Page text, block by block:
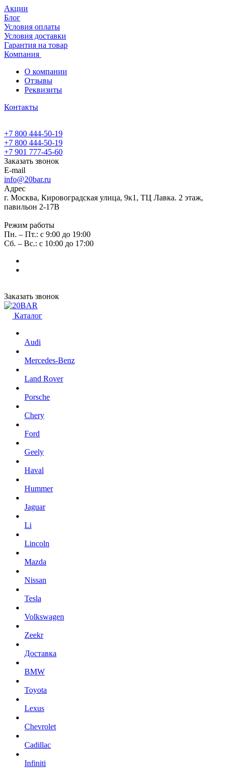
Акции
Блог
Условия оплаты
Условия доставки
Гарантия на товар
Компания
О компании
Отзывы
Реквизиты
Контакты
+7 800 444-50-19
+7 800 444-50-19
+7 901 777-45-60
Заказать звонок
E-mail
info@20bar.ru
Адрес
г. Москва, Кировоградская улица, 9к1, ТЦ Лавка. 2 этаж,
павильон 2-17В
Режим работы
Пн. – Пт.: с 9:00 до 19:00
Сб. – Вс.: с 10:00 до 17:00
Заказать звонок
Каталог
Audi
Mercedes-Benz
Land Rover
Porsche
Chery
Ford
Geely
Haval
Hummer
Jaguar
Li
Lincoln
Mazda
Nissan
Tesla
Volkswagen
Zeekr
Доставка
BMW
Toyota
Lexus
Chevrolet
Cadillac
Infiniti